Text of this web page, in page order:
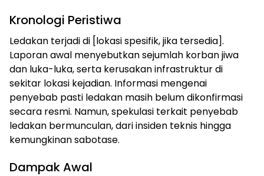
Kronologi Peristiwa
Ledakan terjadi di [lokasi spesifik, jika tersedia].
Laporan awal menyebutkan sejumlah korban jiwa
dan luka-luka, serta kerusakan infrastruktur di
sekitar lokasi kejadian. Informasi mengenai
penyebab pasti ledakan masih belum dikonfirmasi
secara resmi. Namun, spekulasi terkait penyebab
ledakan bermunculan, dari insiden teknis hingga
kemungkinan sabotase.
Dampak Awal